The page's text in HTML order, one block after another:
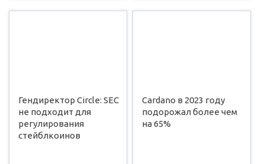
Гендиректор Circle: SEC
не подходит для
регулирования
стейблкоинов
Cardano в 2023 году
подорожал более чем
на 65%